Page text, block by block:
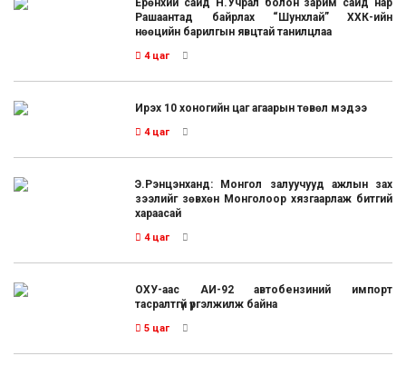
Ерөнхий сайд Н.Учрал болон зарим сайд нар
Рашаантад байрлах “Шунхлай” ХХК-ийн
нөөцийн барилгын явцтай танилцлаа
4 цаг
Ирэх 10 хоногийн цаг агаарын төвөл мэдээ
4 цаг
Э.Рэнцэнханд: Монгол залуучууд ажлын зах
зээлийг зөвхөн Монголоор хязгаарлаж битгий
хараасай
4 цаг
ОХУ-аас АИ-92 автобензиний импорт
тасралтгүй үргэлжилж байна
5 цаг